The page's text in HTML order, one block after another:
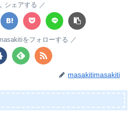
シェアする
をフォローする
masakitimasakiti